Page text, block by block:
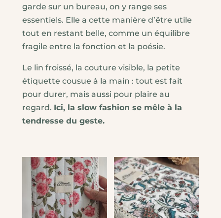
garde sur un bureau, on y range ses
essentiels. Elle a cette manière d’être utile
tout en restant belle, comme un équilibre
fragile entre la fonction et la poésie.
Le lin froissé, la couture visible, la petite
étiquette cousue à la main : tout est fait
pour durer, mais aussi pour plaire au
regard. Ici, la slow fashion se mêle à la
tendresse du geste.